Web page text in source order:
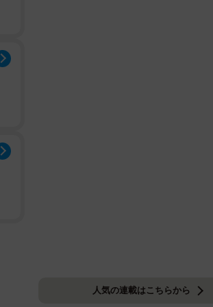
人気の連載はこちらから